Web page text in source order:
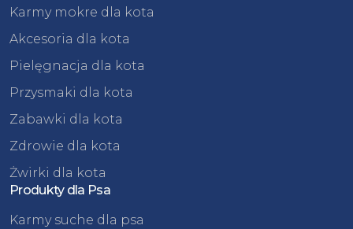
Karmy mokre dla kota
Akcesoria dla kota
Pielęgnacja dla kota
Przysmaki dla kota
Zabawki dla kota
Zdrowie dla kota
Żwirki dla kota
Produkty dla Psa
Karmy suche dla psa